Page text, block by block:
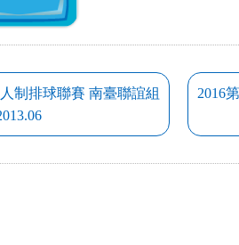
制排球聯賽 南臺聯誼組
2016